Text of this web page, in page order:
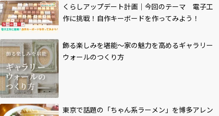
くらしアップデート計画｜今回のテーマ 電子工
作に挑戦！自作キーボードを作ってみよう！
飾る楽しみを堪能～家の魅力を高めるギャラリー
ウォールのつくり方
東京で話題の「ちゃん系ラーメン」を博多アレン